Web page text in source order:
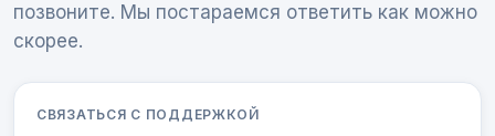
позвоните. Мы постараемся ответить как можно
скорее.
СВЯЗАТЬСЯ С ПОДДЕРЖКОЙ